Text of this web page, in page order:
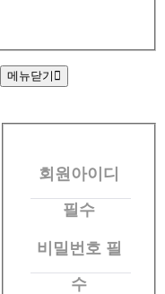
메뉴닫기
회
회원아이디
필수
비밀번호 필
수